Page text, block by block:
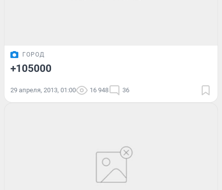
ГОРОД
+105000
29 апреля, 2013, 01:00 16 948 36